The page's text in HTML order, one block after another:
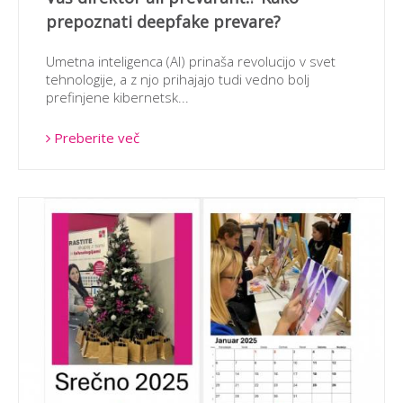
prepoznati deepfake prevare?
Umetna inteligenca (AI) prinaša revolucijo v svet
tehnologije, a z njo prihajajo tudi vedno bolj
prefinjene kibernetsk...
Preberite več